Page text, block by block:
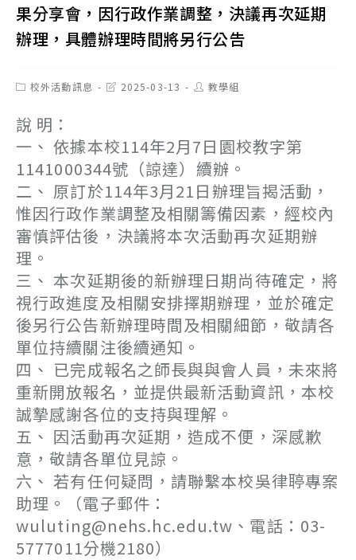
果分享會，因行政作業調整，決議再次延期
辦理，具體辦理時間將另行公告
Post校外活動訊息
Post2025-03-13
Post教學組
說 明：
一、 依據本校114年2月7日園校教字第
1141000344號（諒達）續辦。
二、 原訂於114年3月21日辦理旨揭活動，
惟因行政作業調整及相關籌備因素，經校內
審慎評估後，決議將本次活動再次延期辦
理。
三、 本次延期後的新辦理日期尚待確定，將
視行政進度及相關安排擇期辦理，並於確定
後另行公告新辦理時間及相關細節，敬請各
單位持續關注後續通知。
四、 已完成報名之師長與與會人員，未來將
重新開放報名，並提供最新活動資訊，本校
誠摯感謝各位的支持與理解。
五、 因活動再次延期，造成不便，深感歉
意，敬請各單位見諒。
六、 若有任何疑問，請聯繫本校吳律聤專案
助理。（電子郵件：
wuluting@nehs.hc.edu.tw、電話：03-
5777011分機2180）